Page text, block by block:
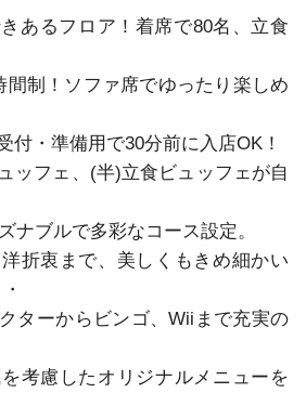
あるフロア！着席で80名、立食
間制！ソファ席でゆったり楽しめ
付・準備用で30分前に入店OK！
ッフェ、(半)立食ビュッフェが自
ナブルで多彩なコース設定。
折衷まで、美しくもきめ細かい
ターからビンゴ、Wiiまで充実の
考慮したオリジナルメニューを